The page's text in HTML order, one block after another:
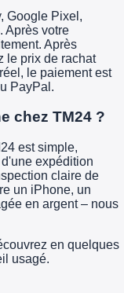
Google Pixel,
Après votre
Après
le prix de rachat
le paiement est
PayPal.
chez TM24 ?
est simple,
expédition
claire de
un iPhone, un
en argent – nous
en quelques
usagé.